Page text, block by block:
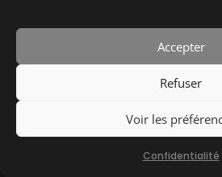
Accepter
Refuser
Voir les
Confidentialité
Fait avec ♡ en